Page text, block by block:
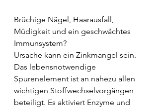
Brüchige Nägel, Haarausfall,
Müdigkeit und ein geschwächtes
Immunsystem?
Ursache kann ein Zinkmangel sein.
Das lebensnotwendige
Spurenelement ist an nahezu allen
wichtigen Stoffwechselvorgängen
beteiligt. Es aktiviert Enzyme und